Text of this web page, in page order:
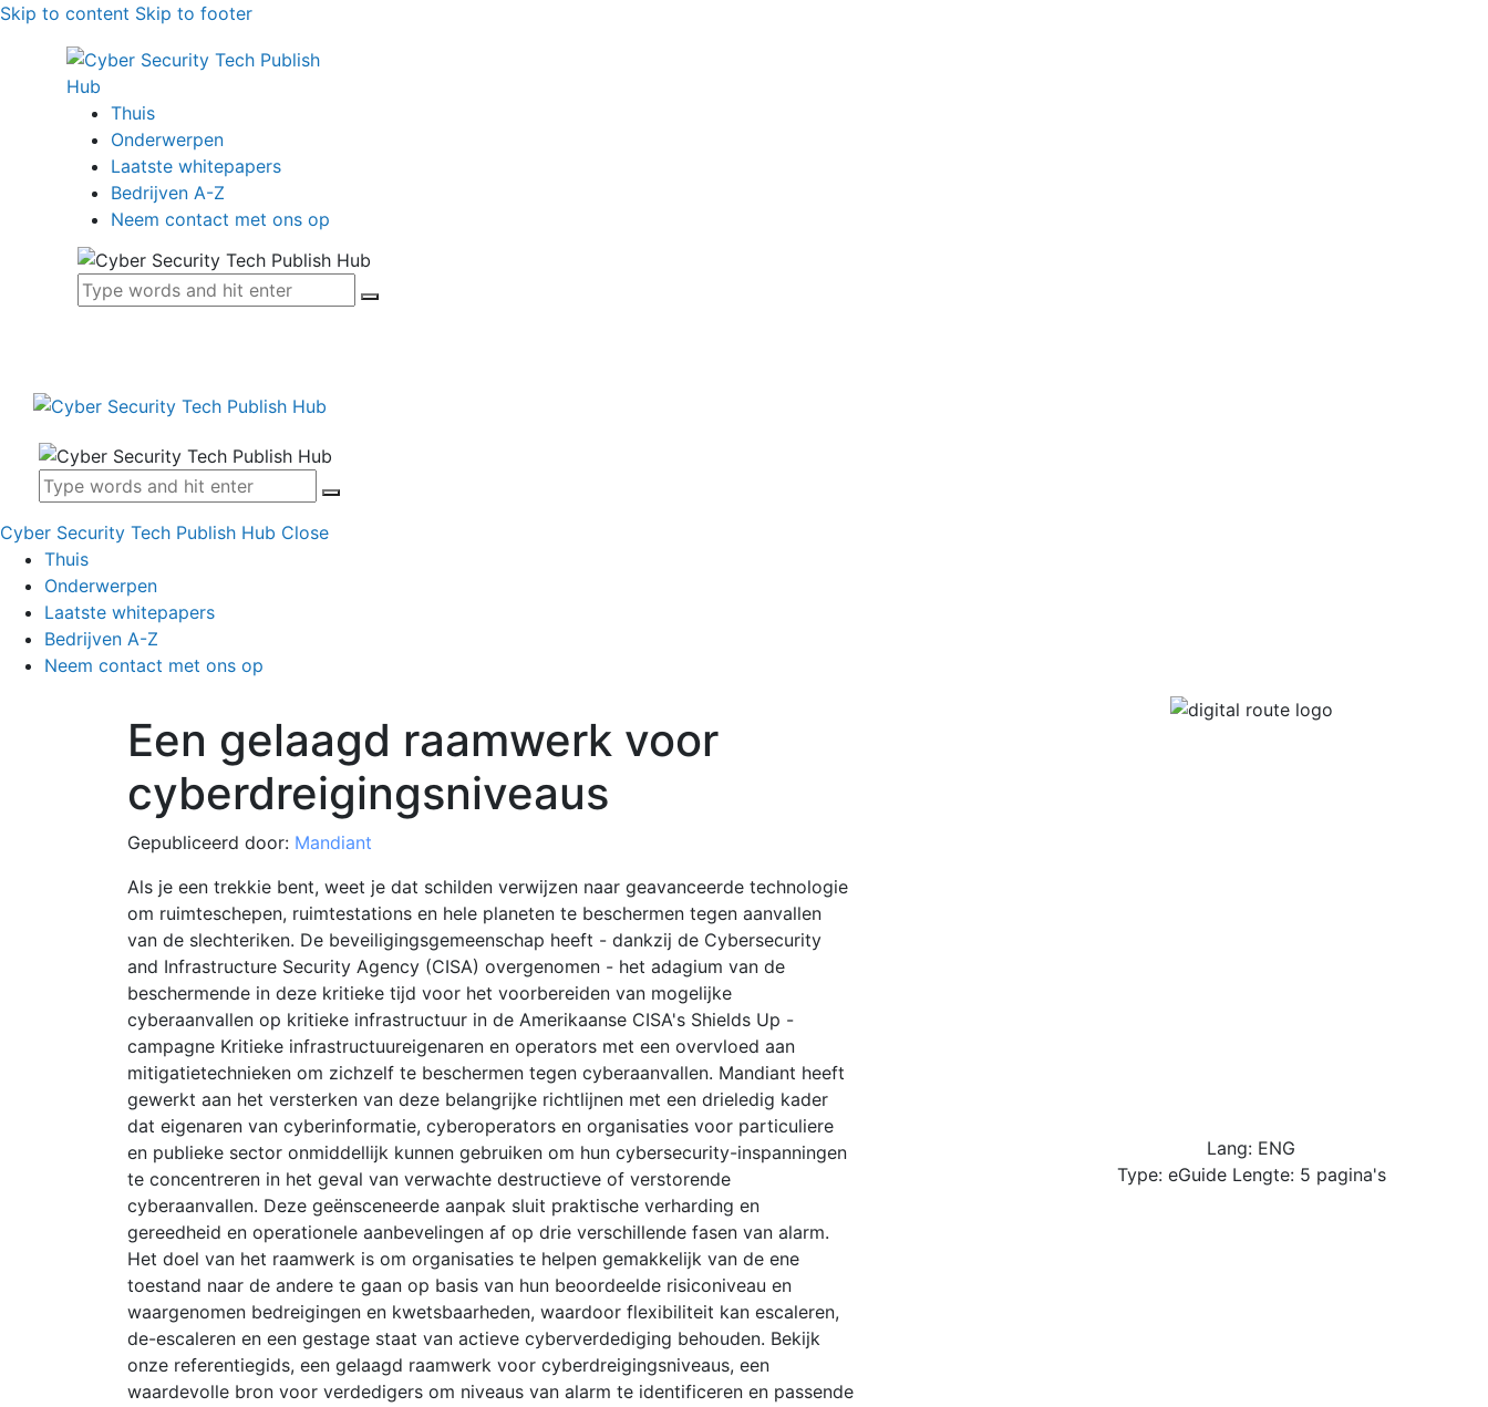
Skip to content Skip to footer
Thuis
Onderwerpen
Laatste whitepapers
Bedrijven A-Z
Neem contact met ons op
Cyber Security Tech Publish Hub Close
Thuis
Onderwerpen
Laatste whitepapers
Bedrijven A-Z
Neem contact met ons op
Een gelaagd raamwerk voor
cyberdreigingsniveaus
Gepubliceerd door: Mandiant
Als je een trekkie bent, weet je dat schilden verwijzen naar geavanceerde technologie
om ruimteschepen, ruimtestations en hele planeten te beschermen tegen aanvallen
van de slechteriken. De beveiligingsgemeenschap heeft - dankzij de Cybersecurity
and Infrastructure Security Agency (CISA) overgenomen - het adagium van de
beschermende in deze kritieke tijd voor het voorbereiden van mogelijke
cyberaanvallen op kritieke infrastructuur in de Amerikaanse CISA's Shields Up -
campagne Kritieke infrastructuureigenaren en operators met een overvloed aan
mitigatietechnieken om zichzelf te beschermen tegen cyberaanvallen. Mandiant heeft
gewerkt aan het versterken van deze belangrijke richtlijnen met een drieledig kader
dat eigenaren van cyberinformatie, cyberoperators en organisaties voor particuliere
en publieke sector onmiddellijk kunnen gebruiken om hun cybersecurity-inspanningen
te concentreren in het geval van verwachte destructieve of verstorende
cyberaanvallen. Deze geënsceneerde aanpak sluit praktische verharding en
gereedheid en operationele aanbevelingen af ​​op drie verschillende fasen van alarm.
Het doel van het raamwerk is om organisaties te helpen gemakkelijk van de ene
toestand naar de andere te gaan op basis van hun beoordeelde risiconiveau en
waargenomen bedreigingen en kwetsbaarheden, waardoor flexibiliteit kan escaleren,
de-escaleren en een gestage staat van actieve cyberverdediging behouden. Bekijk
onze referentiegids, een gelaagd raamwerk voor cyberdreigingsniveaus, een
waardevolle bron voor verdedigers om niveaus van alarm te identificeren en passende
Lang: ENG
Type: eGuide Lengte: 5 pagina's